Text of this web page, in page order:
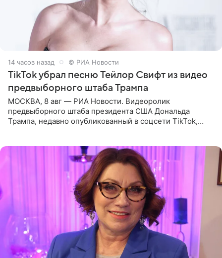
14 часов назад © РИА Новости
TikTok убрал песню Тейлор Свифт из видео
предвыборного штаба Трампа
МОСКВА, 8 авг — РИА Новости. Видеоролик
предвыборного штаба президента США Дональда
Трампа, недавно опубликованный в соцсети TikTok,